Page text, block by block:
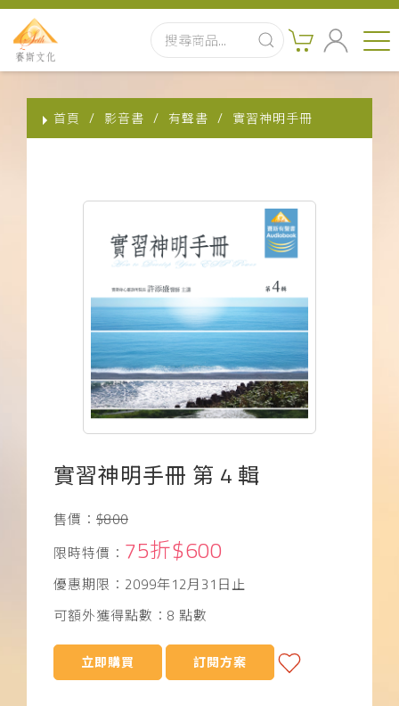
首頁
最新消息
訂閱制有聲書
關於我們
聯絡客服
下載APP
首頁 影音書 有聲書 實習神明手冊
實習神明手冊 第 4 輯
售價： $800
限時特價： 75折$600
優惠期限：2099年12月31日止
可額外獲得點數：8 點數
立即購買 訂閱方案